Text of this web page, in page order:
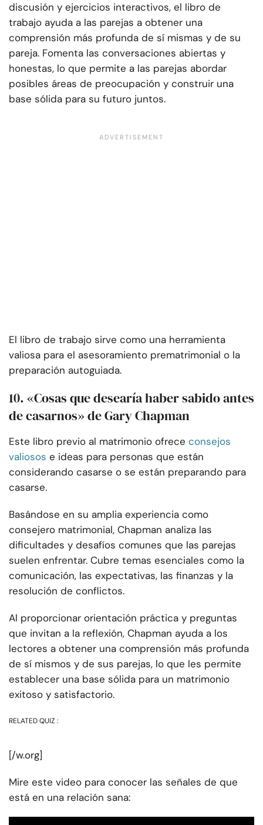
discusión y ejercicios interactivos, el libro de
trabajo ayuda a las parejas a obtener una
comprensión más profunda de sí mismas y de su
pareja. Fomenta las conversaciones abiertas y
honestas, lo que permite a las parejas abordar
posibles áreas de preocupación y construir una
base sólida para su futuro juntos.
El libro de trabajo sirve como una herramienta
valiosa para el asesoramiento prematrimonial o la
preparación autoguiada.
10. «Cosas que desearía haber sabido antes
de casarnos» de Gary Chapman
Este libro previo al matrimonio ofrece consejos
valiosos e ideas para personas que están
considerando casarse o se están preparando para
casarse.
Basándose en su amplia experiencia como
consejero matrimonial, Chapman analiza las
dificultades y desafíos comunes que las parejas
suelen enfrentar. Cubre temas esenciales como la
comunicación, las expectativas, las finanzas y la
resolución de conflictos.
Al proporcionar orientación práctica y preguntas
que invitan a la reflexión, Chapman ayuda a los
lectores a obtener una comprensión más profunda
de sí mismos y de sus parejas, lo que les permite
establecer una base sólida para un matrimonio
exitoso y satisfactorio.
RELATED QUIZ :
[/w.org]
Mire este video para conocer las señales de que
está en una relación sana: